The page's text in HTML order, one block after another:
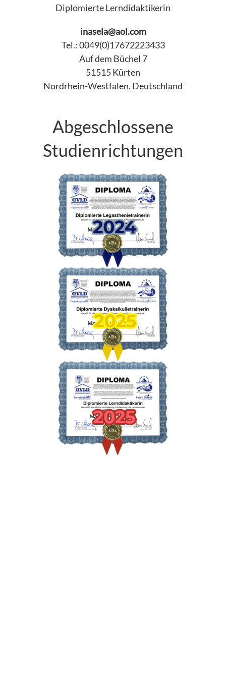
Diplomierte Lerndidaktikerin
inasela@aol.com
Tel.: 0049(0)17672223433
Auf dem Büchel 7
51515 Kürten
Nordrhein-Westfalen, Deutschland
Abgeschlossene
Studienrichtungen